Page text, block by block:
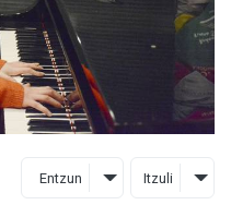
Entzun Itzuli